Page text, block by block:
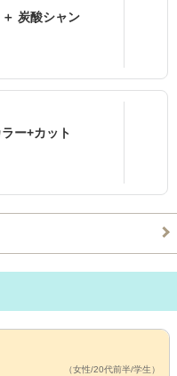
炭酸シャン
ー+カット
（女性/20代前半/学生）